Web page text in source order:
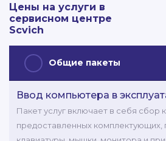
Цены на услуги в
сервисном центре
Scvich
Общие пакеты
Ввод компьютера в
Пакет услуг включает в себя сбор
предоставленных комплектующих,